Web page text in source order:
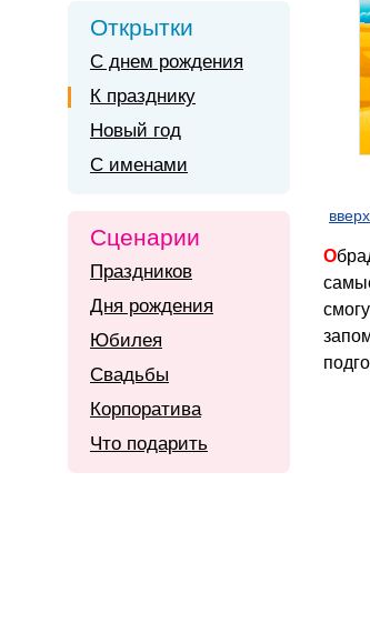
Обрадуйте друзей и близких яркими открытками с днем танкиста. На нашем сайте Вы так же найдете
Открытки
С днем рождения
К празднику
Новый год
С именами
Сценарии
Праздников
Дня рождения
Юбилея
Свадьбы
Корпоратива
Что подарить